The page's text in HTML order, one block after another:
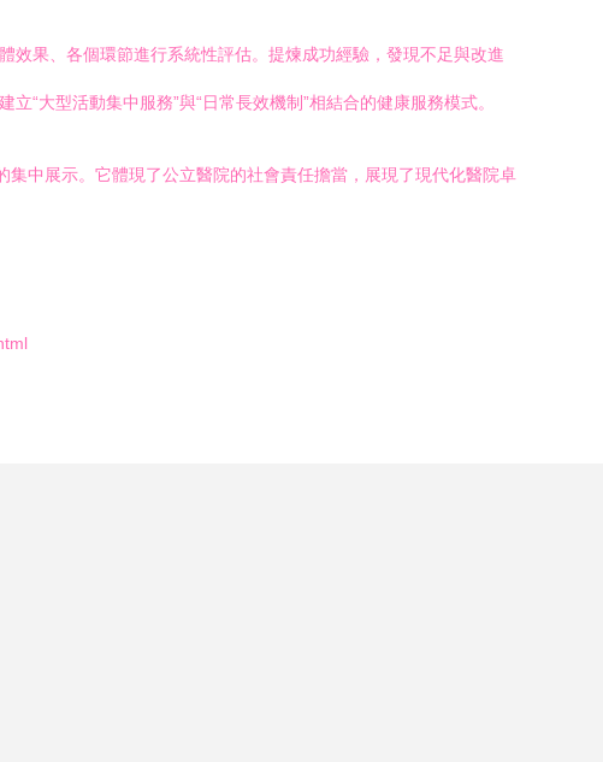
效果、各個環節進行系統性評估。提煉成功經驗，發現不足與改進
“大型活動集中服務”與“日常長效機制”相結合的健康服務模式。
中展示。它體現了公立醫院的社會責任擔當，展現了現代化醫院卓